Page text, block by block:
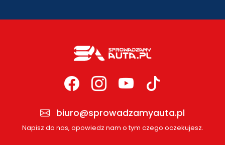
biuro@sprowadzamyauta.pl
Napisz do nas, opowiedz nam o tym czego oczekujesz.